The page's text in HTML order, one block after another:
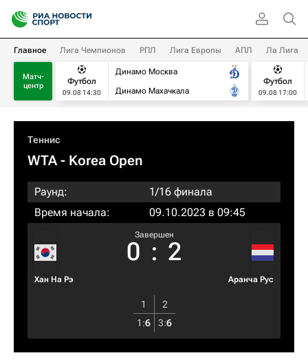
Главное Лига Чемпионов РПЛ Лига Европы АПЛ Ла Лига
Матч-
центр
Футбол
09.08 14:30
Динамо Москва
Динамо Махачкала
Футбол
09.08 17:00
Теннис
WTA- Korea Open
Раунд:
1/16 финала
Время начала:
09.10.2023 в 09:45
Хан На Рэ
Завершен
0 : 2
Аранча Рус
1
2
1 :6 3:6